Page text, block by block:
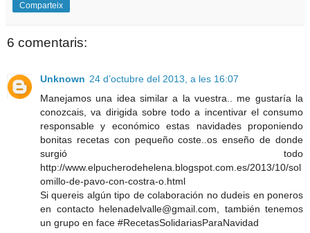
Comparteix
6 comentaris:
Unknown 24 d’octubre del 2013, a les 16:07
Manejamos una idea similar a la vuestra.. me gustaría la
conozcais, va dirigida sobre todo a incentivar el consumo
responsable y económico estas navidades proponiendo
bonitas recetas con pequeño coste..os enseño de donde
surgió todo
http://www.elpucherodehelena.blogspot.com.es/2013/10/sol
omillo-de-pavo-con-costra-o.html
Si quereis algún tipo de colaboración no dudeis en poneros
en contacto helenadelvalle@gmail.com, también tenemos
un grupo en face #RecetasSolidariasParaNavidad